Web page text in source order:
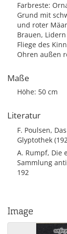
Farbreste:
Grund mit
und roter
Brauen,
Fliege des
Ohren außen
Maße
Höhe: 50 cm
Literatur
F. Poulsen,
Glyptothek
A. Rumpf, Die
Sammlung
192
Image